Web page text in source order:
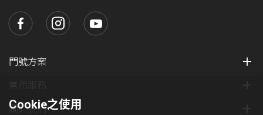
門號方案
關於我們
Cookie之使用